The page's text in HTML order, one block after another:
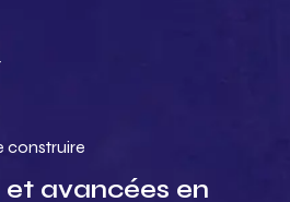
construire
avancées en